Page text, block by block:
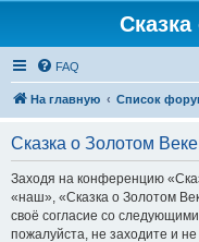
FAQ
На главную Список
Сказка о Золотом
Заходя на конференцию
«наш», «Сказка о Золотом
своё согласие со
пожалуйста, не заходите и